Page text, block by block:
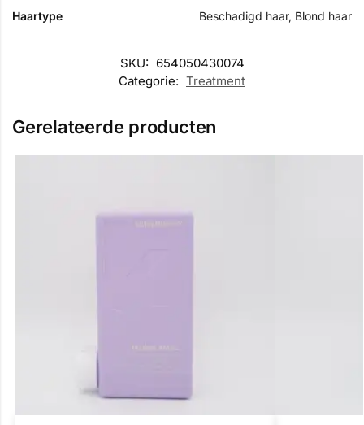
Haartype Beschadigd haar, Blond haar
SKU: 654050430074
Categorie: Treatment
Gerelateerde producten